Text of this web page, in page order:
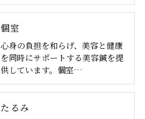
個室
心身の負担を和らげ、美容と健康
を同時にサポートする美容鍼を提
供しています。個室…
たるみ